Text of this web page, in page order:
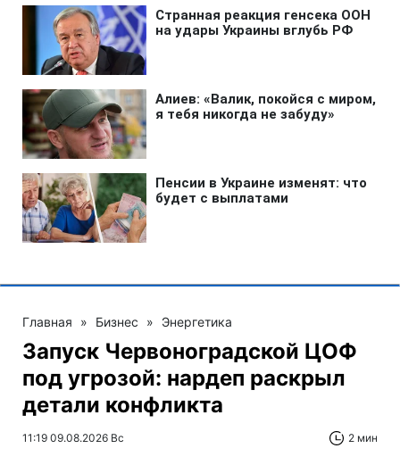
Главная » Бизнес » Энергетика
Запуск Червоноградской ЦОФ
под угрозой: нардеп раскрыл
детали конфликта
11:19 09.08.2026 Вс 2 мин